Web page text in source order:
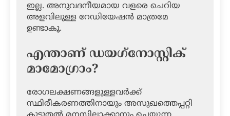
ഇല്ല. അനുവദനീയമായ വളരെ ചെറിയ
അളവിലുള്ള റേഡിയേഷന്‍ മാത്രമേ
ഉണ്ടാകൂ.
എന്താണ് ഡയഗ്‌നോസ്റ്റിക്
മാമോഗ്രാം?
രോഗലക്ഷണങ്ങളുള്ളവര്‍ക്ക്
സ്ഥിരീകരണത്തിനായും അസുഖത്തെപ്പറ്റി